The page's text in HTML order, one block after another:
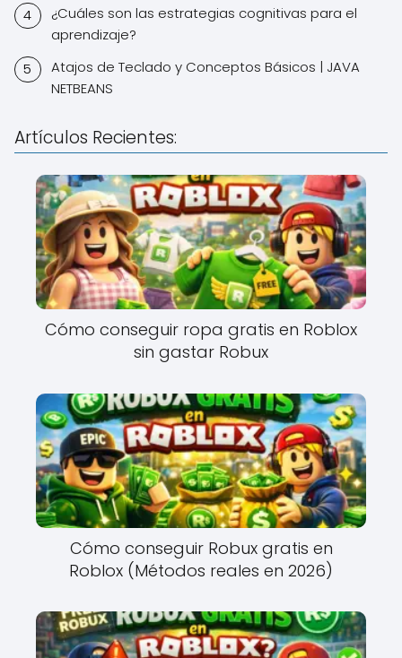
¿Cuáles son las estrategias cognitivas para el
aprendizaje?
Atajos de Teclado y Conceptos Básicos | JAVA
NETBEANS
Artículos Recientes:
Cómo conseguir ropa gratis en Roblox
sin gastar Robux
Cómo conseguir Robux gratis en
Roblox (Métodos reales en 2026)